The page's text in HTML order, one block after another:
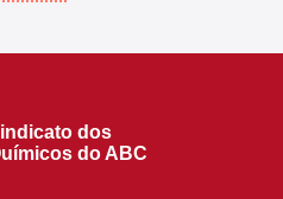
dos
do ABC